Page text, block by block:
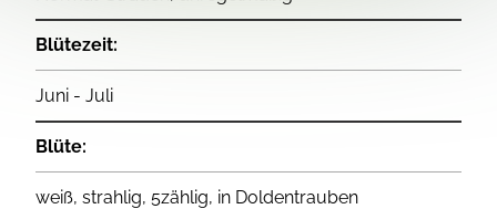
Blütezeit:
Juni - Juli
Blüte:
weiß, strahlig, 5zählig, in Doldentrauben